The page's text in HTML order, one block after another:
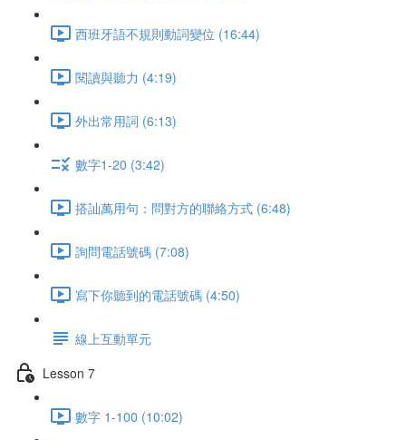
西班牙語不規則動詞變位 (16:44)
閱讀與聽力 (4:19)
外出常用詞 (6:13)
數字1-20 (3:42)
搭訕萬用句：問對方的聯絡方式 (6:48)
詢問電話號碼 (7:08)
寫下你聽到的電話號碼 (4:50)
線上互動單元
Lesson 7
數字 1-100 (10:02)